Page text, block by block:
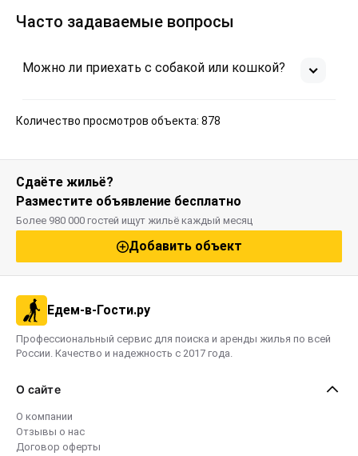
наволочки)
Между клиентами убираются "по верхам", кое
Бумага в туалете самая дешёвая)
Люкс по крымским понятиям несколько
материка.
Часто задаваемые вопросы
Можно ли приехать с собакой или кошкой?
Количество просмотров объекта: 878
Сдаёте жильё?
Разместите объявление бесплатно
Более 980 000 гостей ищут жильё каждый месяц
Добавить объект
Едем-в-Гости.ру
Профессиональный сервис для поиска и аренды жилья по всей
России. Качество и надежность с 2017 года.
О сайте
О компании
Отзывы о нас
Договор оферты